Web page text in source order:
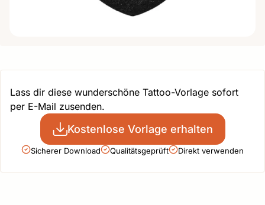
Lass dir diese wunderschöne Tattoo-Vorlage sofort
per E-Mail zusenden.
Kostenlose Vorlage erhalten
Sicherer Download Qualitätsgeprüft Direkt verwenden